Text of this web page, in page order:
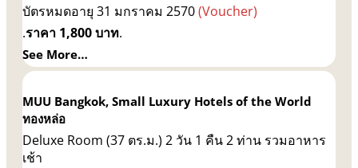
บัตรหมดอายุ 31 มกราคม 2570(Voucher)
.ราคา 1,800 บาท.
See More…
MUU Bangkok, Small Luxury Hotels of the World
ทองหล่อ
Deluxe Room (37 ตร.ม.) 2 วัน 1 คืน 2 ท่าน รวมอาหาร
เช้า